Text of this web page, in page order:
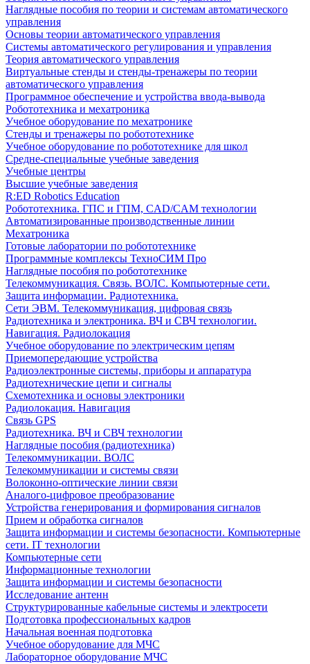
Наглядные пособия по теории и системам автоматического
управления
Основы теории автоматического управления
Системы автоматического регулирования и управления
Теория автоматического управления
Виртуальные стенды и стенды-тренажеры по теории
автоматического управления
Программное обеспечение и устройства ввода-вывода
Робототехника и мехатроника
Учебное оборудование по мехатронике
Стенды и тренажеры по робототехнике
Учебное оборудование по робототехнике для школ
Средне-специальные учебные заведения
Учебные центры
Высшие учебные заведения
R:ED Robotics Education
Робототехника. ГПС и ГПМ, CAD/CAM технологии
Автоматизированные производственные линии
Мехатроника
Готовые лаборатории по робототехнике
Программные комплексы ТехноСИМ Про
Наглядные пособия по робототехнике
Телекоммуникация. Связь. ВОЛС. Компьютерные сети.
Защита информации. Радиотехника.
Сети ЭВМ. Телекоммуникация, цифровая связь
Радиотехника и электроника. ВЧ и СВЧ технологии.
Навигация. Радиолокация
Учебное оборудование по электрическим цепям
Приемопередающие устройства
Радиоэлектронные системы, приборы и аппаратура
Радиотехнические цепи и сигналы
Схемотехника и основы электроники
Радиолокация. Навигация
Связь GPS
Радиотехника. ВЧ и СВЧ технологии
Наглядные пособия (радиотехника)
Телекоммуникации. ВОЛС
Телекоммуникации и системы связи
Волоконно-оптические линии связи
Аналого-цифровое преобразование
Устройства генерирования и формирования сигналов
Прием и обработка сигналов
Защита информации и системы безопасности. Компьютерные
сети. IT технологии
Компьютерные сети
Информационные технологии
Защита информации и системы безопасности
Исследование антенн
Структурированные кабельные системы и электросети
Подготовка профессиональных кадров
Начальная военная подготовка
Учебное оборудование для МЧС
Лабораторное оборудование МЧС